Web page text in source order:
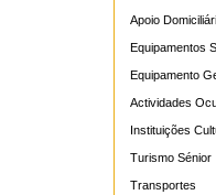
Apoio
Equipamentos
Equipamento
Actividades
Instituições
Turismo Sénior
Transportes